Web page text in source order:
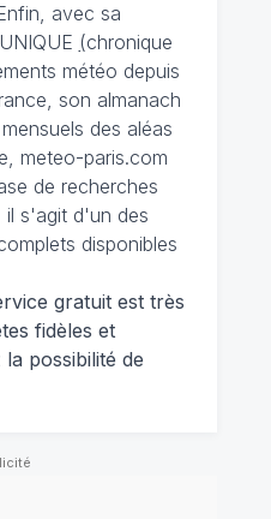
avec sa
(chronique
météo depuis
son almanach
des aléas
meteo-paris.com
de recherches
il s'agit d'un des
disponibles
gratuit est très
fidèles et
possibilité de